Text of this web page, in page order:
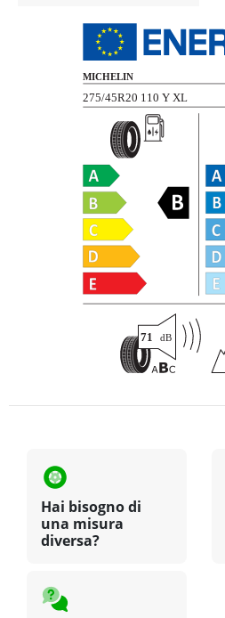
Hai bisogno di
una misura
diversa?